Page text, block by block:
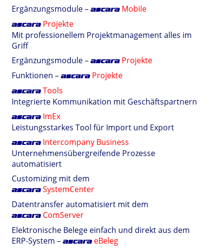
Ergänzungsmodule – ascara Mobile
ascara Projekte
Mit professionellem Projektmanagement alles im
Griff
Ergänzungsmodule – ascara Projekte
Funktionen – ascara Projekte
ascara Tools
Integrierte Kommunikation mit Geschäftspartnern
ascara ImEx
Leistungsstarkes Tool für Import und Export
ascara Intercompany Business
Unternehmensübergreifende Prozesse
automatisiert
Customizing mit dem
ascara SystemCenter
Datentransfer automatisiert mit dem
ascara ComServer
Elektronische Belege einfach und direkt aus dem
ERP-System – ascara eBeleg